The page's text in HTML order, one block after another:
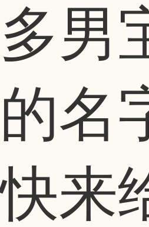
多男
的名
快来